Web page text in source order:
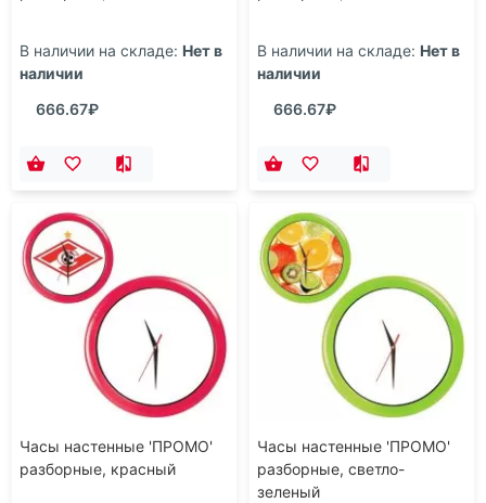
В наличии на складе: Нет в
наличии
666.67₽
В наличии на складе: Нет в
наличии
666.67₽
Часы настенные 'ПРОМО'
разборные, красный
Часы настенные 'ПРОМО'
разборные, светло-
зеленый